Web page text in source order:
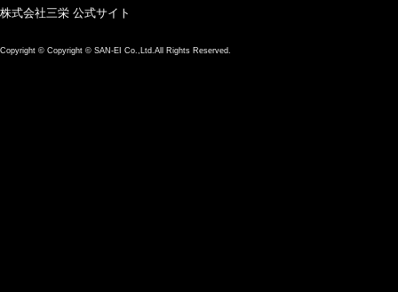
株式会社三栄 公式サイト
Copyright © Copyright © SAN-EI Co.,Ltd.All Rights Reserved.